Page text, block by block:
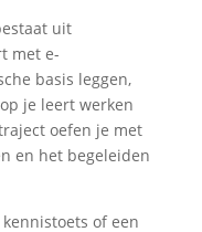
uit
met e-
basis leggen,
je leert werken
oefen je met
en het begeleiden
of een